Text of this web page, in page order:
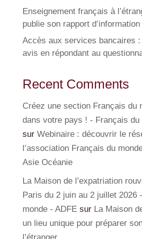
Enseignement français à
publie son rapport d’information
Accès aux services bancaires
avis en répondant au
Recent Comments
Créez une section Français du
dans votre pays ! - Français du
sur Webinaire : découvrir le
l’association Français du
Asie Océanie
La Maison de l’expatriation
Paris du 2 juin au 2 juillet 2026
monde - ADFEsur La Maison
un lieu unique pour préparer